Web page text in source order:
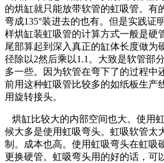
的烘缸就只能放带软管的虹吸管。有
弯成135°装进去的也有。但是实践证
样烘缸装虹吸管的计算方式一般是硬
尾部算起到深入真正的缸体长度做为
径除以2然后乘以1.1。大致是软管部
多一些。因为软管在弯下了的过程中
前用这种虹吸管比较多的如纸板生产
用旋转接头。
烘缸比较大的内部空间也大。使用
候大多是使用虹吸弯头。虹吸软管太
制。成本也高。使用虹吸弯头在虹吸
更换硬管。虹吸弯头用的好的话，可